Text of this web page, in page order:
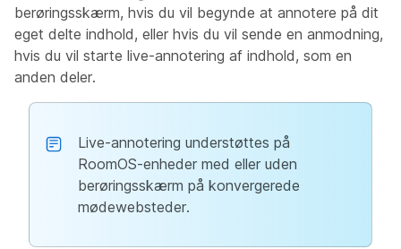
berøringsskærm, hvis du vil begynde at annotere på dit
eget delte indhold, eller hvis du vil sende en anmodning,
hvis du vil starte live-annotering af indhold, som en
anden deler.
Live-annotering understøttes på
RoomOS-enheder med eller uden
berøringsskærm på konvergerede
mødewebsteder.